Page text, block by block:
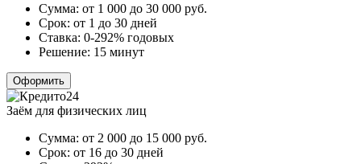
Сумма: от 1 000 до 30 000 руб.
Срок: от 1 до 30 дней
Ставка: 0-292% годовых
Решение: 15 минут
Оформить
Заём для физических лиц
Сумма: от 2 000 до 15 000 руб.
Срок: от 16 до 30 дней